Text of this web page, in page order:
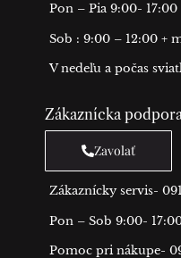
Pon – Pia 9:00- 17:00
Sob : 9:00 – 12:00 +
V nedeľu a počas
Zákaznícka
Zavolať
Zákaznícky servis-
Pon – Sob 9:00-
Pomoc pri nákupe-